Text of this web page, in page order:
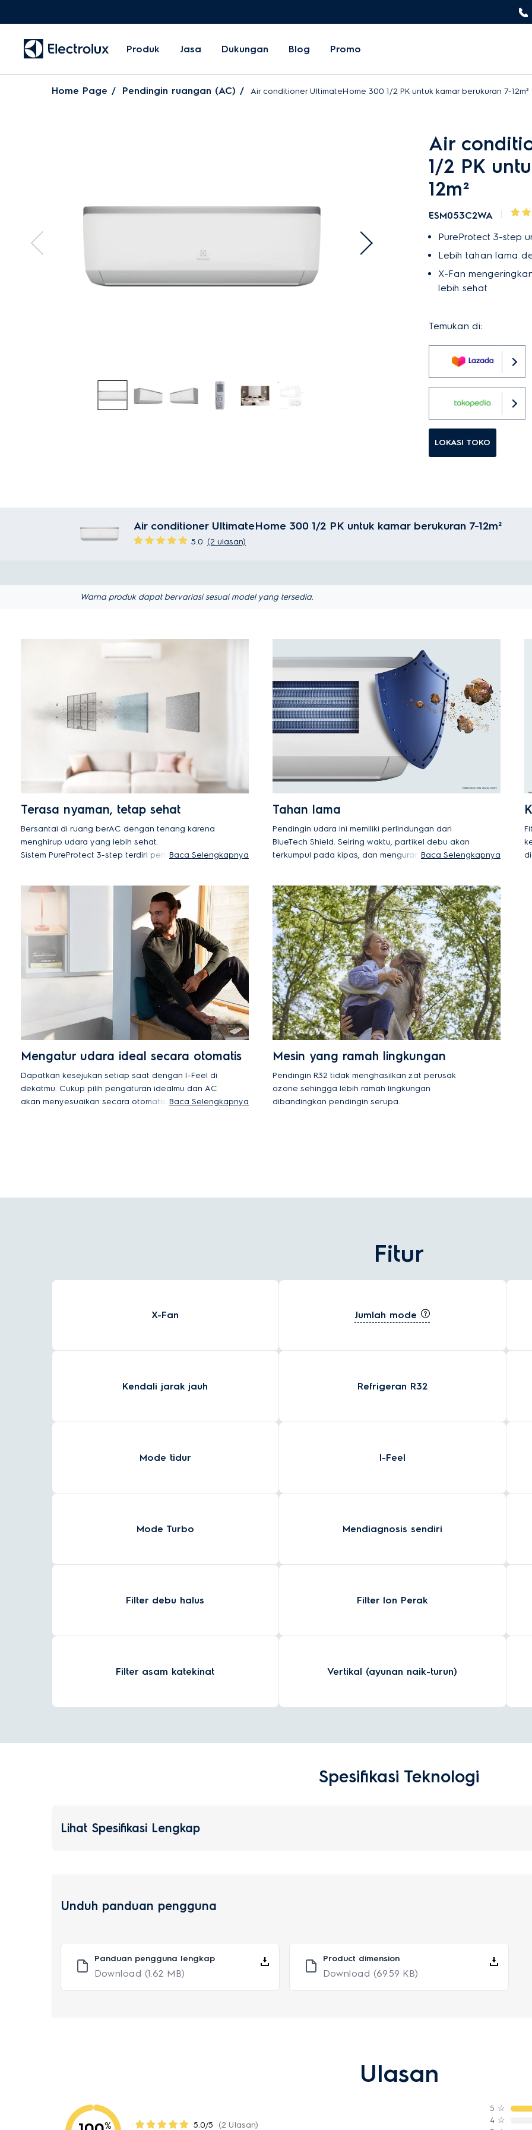
Produk Jasa Dukungan Blog Promo
Home Page Pendingin ruangan (AC) Air conditioner UltimateHome 300 1/2 PK untuk kamar berukuran 7-12m²
Air
1/2 PK
12m²
ESM053C2WA
PureProtect 3-step
Lebih tahan lama
X-Fan
lebih sehat
Temukan di:
LOKASI TOKO
Air conditioner UltimateHome 300 1/2 PK untuk kamar berukuran 7-12m²
5.0 (2 ulasan)
Warna produk dapat bervariasi sesuai model yang tersedia.
Terasa nyaman, tetap sehat
Bersantai di ruang berAC dengan tenang karena
menghirup udara yang lebih sehat.
Sistem PureProtect 3-step terdiri penyaring debu
PureProtect membasmi hingga 99% bakteri pada
tes¹ dan secara efektif menangkap debu dan
partikel lain di udara. Penyaring silver ion
mengurangi pertumbuhan jamur².
¹ Tes dilakukan oleh pihak ketiga pada bakteri
Escherichia Coli 99% dan Staphylococcus Aureus 99%.
pertumbuhan jamur ditekan hingga kurang dari 10%.
Baca Selengkapnya
Tahan lama
Pendingin udara ini memiliki perlindungan dari
BlueTech Shield. Seiring waktu, partikel debu akan
terkumpul pada kipas, dan mengurangi efektivitas
melindungi mesin dari karat untuk bekerja lebih
lama. Koil tembaga yang dapat mengirimkan
panas lebih cepat membuatnya lebih efisien bagi
unit pendingin dibandingkan tabung aluminum Koil
ini sangat tahan lama dan anti-karat di berbagai
kondisi cuaca.
Baca Selengkapnya
Mengatur udara ideal secara otomatis
Dapatkan kesejukan setiap saat dengan I-Feel di
dekatmu. Cukup pilih pengaturan idealmu dan AC
akan menyesuaikan secara otomatis selamaBaca Selengkapnya
Mesin yang ramah lingkungan
Pendingin R32 tidak menghasilkan zat perusak
ozone sehingga lebih ramah lingkungan
dibandingkan pendingin serupa.
Fitur
X-Fan Jumlah mode
Kendali jarak jauh Refrigeran R32
Mode tidur I-Feel
Mode Turbo Mendiagnosis sendiri
Filter debu halus Filter Ion Perak
Filter asam katekinat Vertikal (ayunan naik-turun)
Spesifikasi Teknologi
Lihat Spesifikasi Lengkap
Unduh panduan pengguna
Panduan pengguna lengkap
Download (1.62 MB)
Product dimension
Download (69.59 KB)
Ulasan
% 5.0/5 (2 Ulasan)
5 ☆
4 ☆